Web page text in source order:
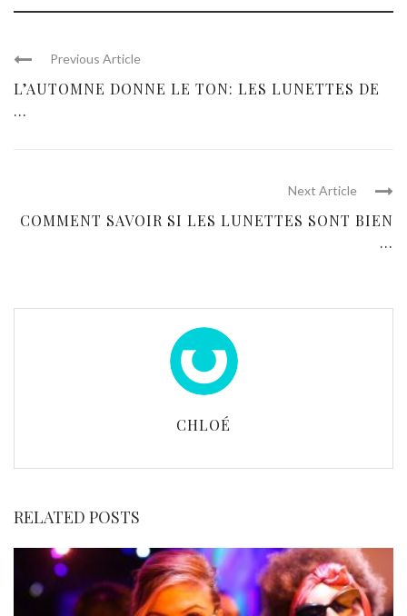
Previous Article
L’AUTOMNE DONNE LE TON: LES LUNETTES DE
...
Next Article
COMMENT SAVOIR SI LES LUNETTES SONT BIEN
...
CHLOÉ
RELATED POSTS